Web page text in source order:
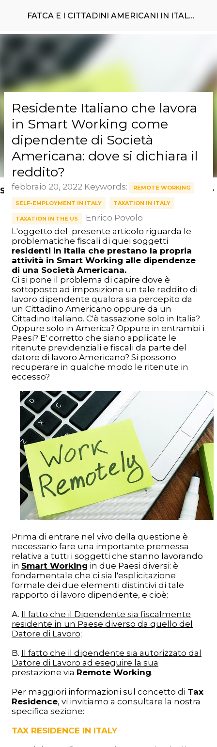
Passa ai contenuti principali FATCA E I CITTADINI AMERICANI IN ITALIA
SEARCH KEYWORDS HERE >
Residente Italiano che lavora
in Smart Working come
dipendente di Società
Americana: dove si dichiara il
reddito?
febbraio 20, 2022 Keywords: REMOTE WORKING
SELF-EMPLOYMENT IN ITALY TAXATION IN ITALY
TAXATION IN THE US
Enrico Povolo
L'oggetto del presente articolo riguarda le
problematiche fiscali di quei soggetti
residenti in Italia che prestano la propria
attività in Smart Working alle dipendenze
di una Società Americana.
Ci si pone il problema di capire dove è
sottoposto ad imposizione un tale reddito di
lavoro dipendente qualora sia percepito da
un Cittadino Americano oppure da un
Cittadino Italiano. C'è tassazione solo in Italia?
Oppure solo in America? Oppure in entrambi i
Paesi? E' corretto che siano applicate le
ritenute previdenziali e fiscali da parte del
datore di lavoro Americano? Si possono
recuperare in qualche modo le ritenute in
eccesso?
Prima di entrare nel vivo della questione è
necessario fare una importante premessa
relativa a tutti i soggetti che stanno lavorando
in Smart Working in due Paesi diversi: è
fondamentale che ci sia l'esplicitazione
formale dei due elementi distintivi di tale
rapporto di lavoro dipendente, e cioè:
A. Il fatto che il Dipendente sia fiscalmente
residente in un Paese diverso da quello del
Datore di Lavoro;
B. Il fatto che il dipendente sia autorizzato dal
Datore di Lavoro ad eseguire la sua
prestazione via Remote Working.
Per maggiori informazioni sul concetto di Tax
Residence, vi invitiamo a consultare la nostra
specifica sezione:
TAX RESIDENCE IN ITALY